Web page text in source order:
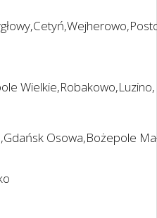
Wielkie,Robakowo,Luzino,
Osowa,Bożepole